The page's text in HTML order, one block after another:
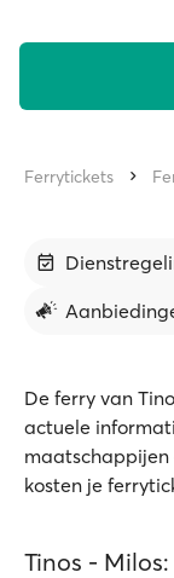
Ferrytickets
De ferry van
actuele
maatschappijen
kosten je
Tinos -